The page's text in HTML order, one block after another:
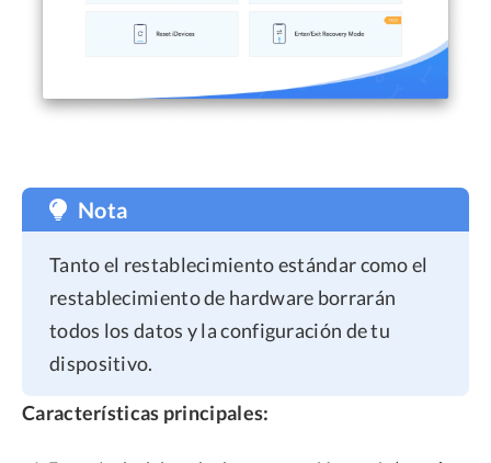
Nota
Tanto el restablecimiento estándar como el
restablecimiento de hardware borrarán
todos los datos y la configuración de tu
dispositivo.
Características principales: